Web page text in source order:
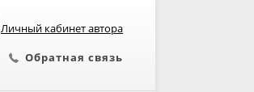
Личный кабинет автора
Обратная связь